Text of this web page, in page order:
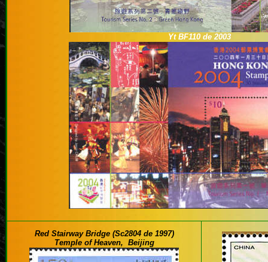
Yt BF110 de 2003
Red Stairway Bridge (Sc2804 de 1997)
Temple of Heaven, Beijing